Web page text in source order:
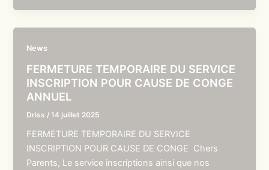
News
FERMETURE TEMPORAIRE DU SERVICE
INSCRIPTION POUR CAUSE DE CONGE
ANNUEL
Driss /14 juillet 2025
FERMETURE TEMPORAIRE DU SERVICE
INSCRIPTION POUR CAUSE DE CONGE Chers
Parents, Le service inscriptions ainsi que nos